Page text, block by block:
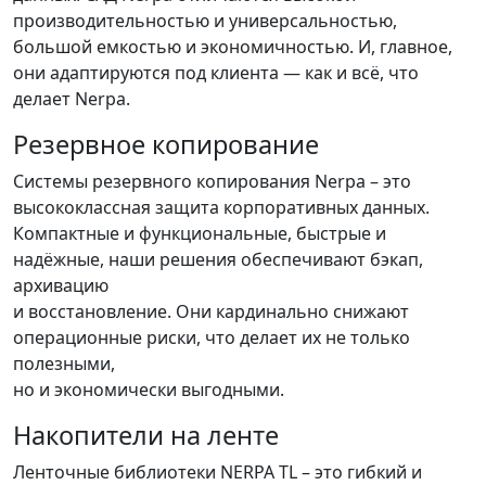
производительностью и универсальностью,
большой емкостью и экономичностью. И, главное,
они адаптируются под клиента — как и всё, что
делает Nerpa.
Резервное копирование
Системы резервного копирования Nerpa – это
высококлассная защита корпоративных данных.
Компактные и функциональные, быстрые и
надёжные, наши решения обеспечивают бэкап,
архивацию
и восстановление. Они кардинально снижают
операционные риски, что делает их не только
полезными,
но и экономически выгодными.
Накопители на ленте
Ленточные библиотеки NERPA TL – это гибкий и